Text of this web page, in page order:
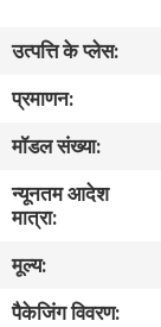
हमारे
बारे
कारखाना
भ्रमण
उत्पत्ति के प्लेस:
प्रमाणन:
मॉडल संख्या:
न्यूनतम आदेश
मात्रा:
मूल्य:
पैकेजिंग विवरण: